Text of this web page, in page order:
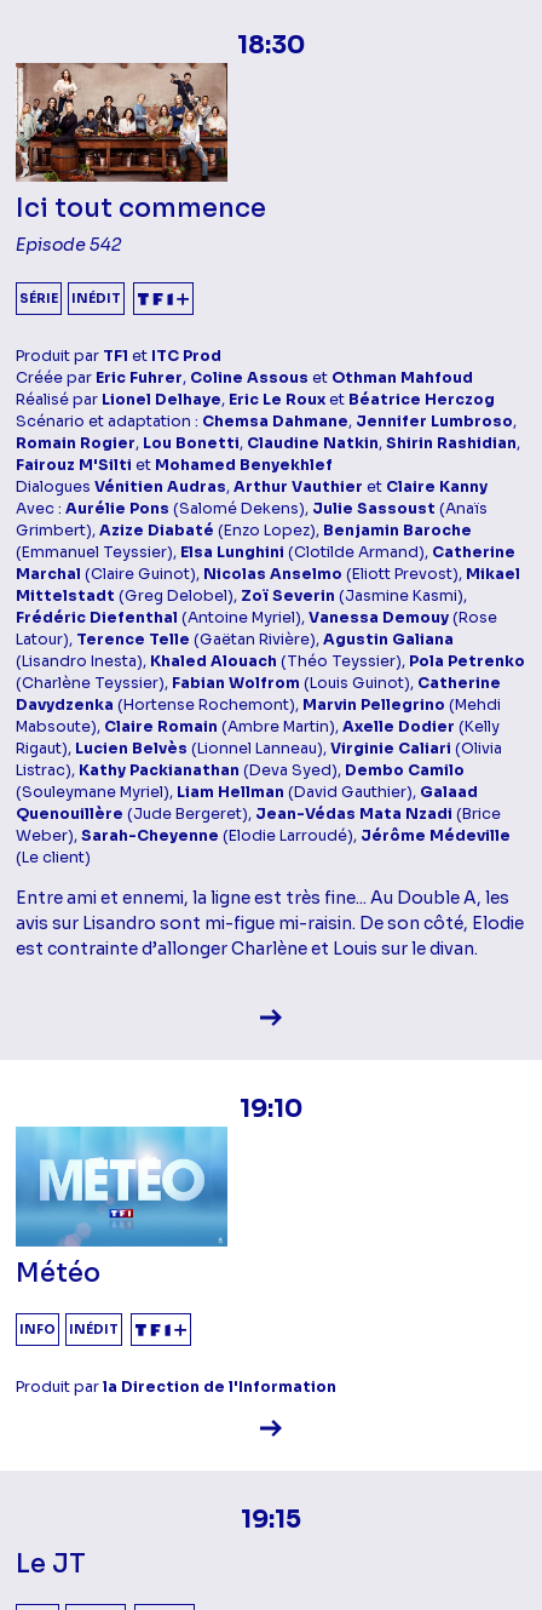
18:30
Ici tout commence
Episode 542
SÉRIE INÉDIT
Produit par TF1 et ITC Prod
Créée par Eric Fuhrer, Coline Assous et Othman Mahfoud
Réalisé par Lionel Delhaye, Eric Le Rouxet Béatrice Herczog
Scénario et adaptation : Chemsa Dahmane, Jennifer Lumbroso,
Romain Rogier, Lou Bonetti, Claudine Natkin,Shirin Rashidian,
Fairouz M'Silti et Mohamed Benyekhlef
DialoguesVénitien Audras,Arthur Vauthier et Claire Kanny
Avec :Aurélie Pons (Salomé Dekens), Julie Sassoust (Anaïs
Grimbert),Azize Diabaté (Enzo Lopez), Benjamin Baroche
(Emmanuel Teyssier), Elsa Lunghini (Clotilde Armand), Catherine
Marchal (Claire Guinot), Nicolas Anselmo (Eliott Prevost), Mikael
Mittelstadt (Greg Delobel), Zoï Severin (Jasmine Kasmi),
Frédéric Diefenthal (Antoine Myriel),Vanessa Demouy(Rose
Latour), Terence Telle (Gaëtan Rivière),Agustin Galiana
(Lisandro Inesta), Khaled Alouach (Théo Teyssier), Pola Petrenko
(Charlène Teyssier), Fabian Wolfrom (Louis Guinot), Catherine
Davydzenka (Hortense Rochemont), Marvin Pellegrino (Mehdi
Mabsoute), Claire Romain (Ambre Martin),Axelle Dodier (Kelly
Rigaut), Lucien Belvès (Lionnel Lanneau),Virginie Caliari (Olivia
Listrac), Kathy Packianathan (Deva Syed), Dembo Camilo
(Souleymane Myriel), Liam Hellman (David Gauthier), Galaad
Quenouillère (Jude Bergeret), Jean-Védas Mata Nzadi (Brice
Weber),Sarah-Cheyenne (Elodie Larroudé), Jérôme Médeville
(Le client)
Entre ami et ennemi, la ligne est très fine... Au Double A, les
avis sur Lisandro sont mi-figue mi-raisin. De son côté, Elodie
est contrainte d’allonger Charlène et Louis sur le divan.
Voir la fiche diffusion
19:10
Météo
INFO INÉDIT
Produit parla Direction de l'Information
Voir la fiche diffusion
19:15
Le JT